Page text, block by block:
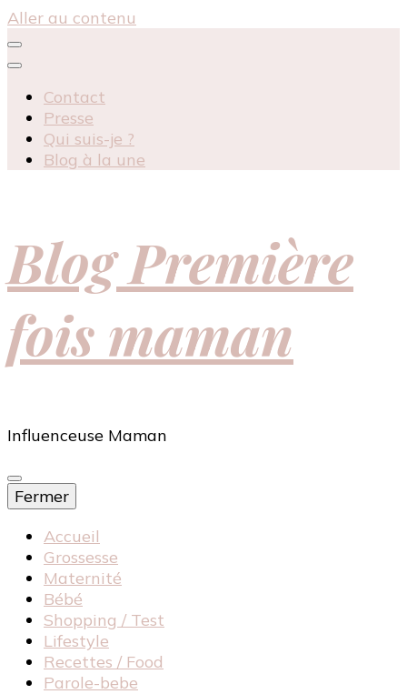
Aller au contenu
Contact
Presse
Qui suis-je ?
Blog à la une
Blog Première
fois maman
Influenceuse Maman
Fermer
Accueil
Grossesse
Maternité
Bébé
Shopping / Test
Lifestyle
Recettes / Food
Parole-bebe